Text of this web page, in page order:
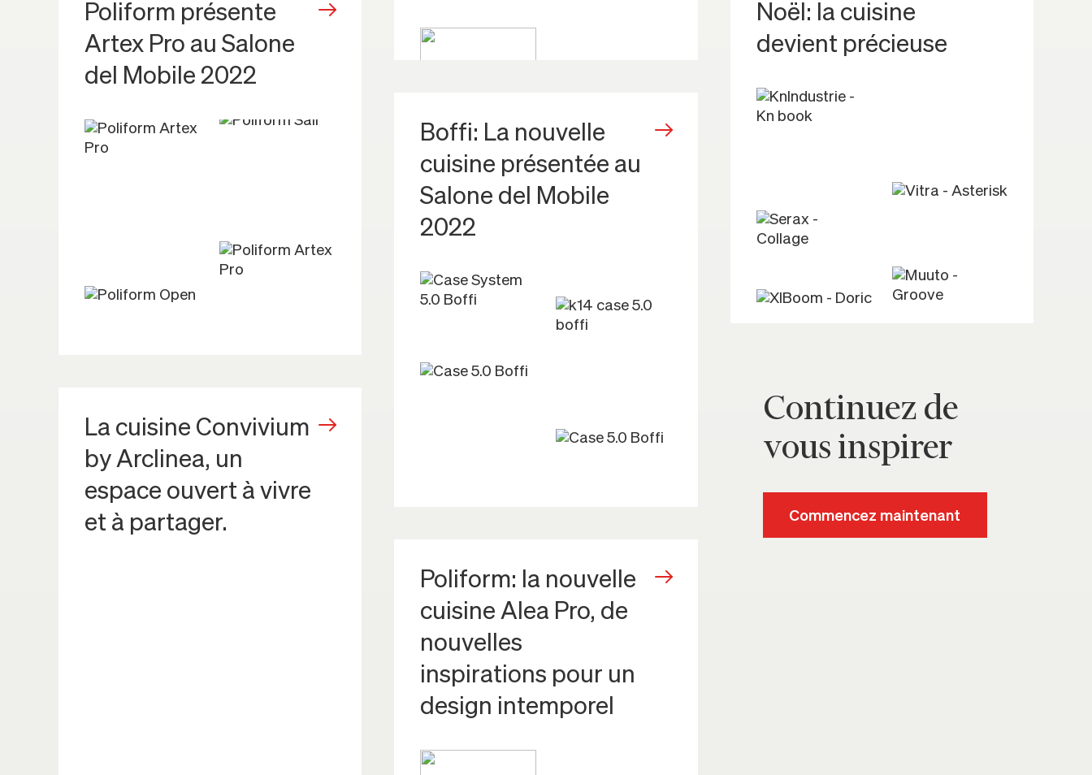
Noël: la cuisine
devient précieuse
Poliform présente
Artex Pro au Salone
del Mobile 2022
Boffi: La nouvelle
cuisine présentée au
Salone del Mobile
2022
Continuez de
vous inspirer
Commencez maintenant
La cuisine Convivium
by Arclinea, un
espace ouvert à vivre
et à partager.
Poliform: la nouvelle
cuisine Alea Pro, de
nouvelles
inspirations pour un
design intemporel